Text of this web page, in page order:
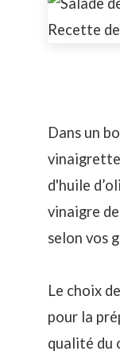
Dans un
d'huile
vinaigre
selon vos
Le choix
pour la
qualité du